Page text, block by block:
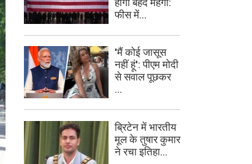
होगा बेहद महंगा:
फीस में...
'मैं कोई जासूस
नहीं हूं': पीएम मोदी
से सवाल पूछकर
...
ब्रिटेन में भारतीय
मूल के तुषार कुमार
ने रचा इतिहा...